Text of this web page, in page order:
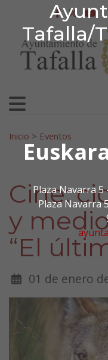
Tafalla/
Plaza Navarra 5
Plaza Navarra
Ir al contenido
Search for:
Inicio > Eventos
Cine:
y
“El
01 de enero